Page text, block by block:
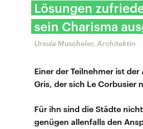
Lösungen
sein Charisma
Ursula Muscheler, Architektin
Einer der Teilnehmer ist
Gris, der sich Le Corbusier
Für ihn sind die Städte
genügen allenfalls den